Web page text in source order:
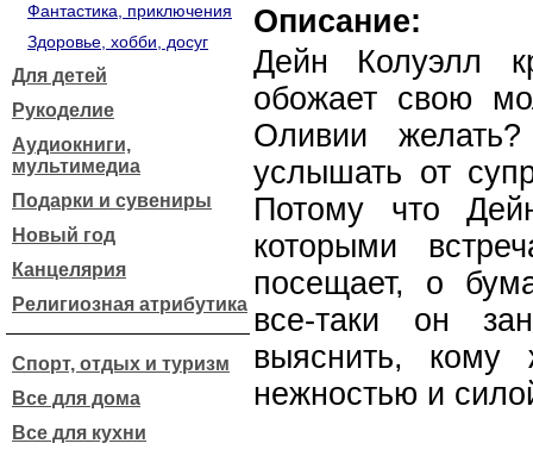
Фантастика, приключения
Здоровье, хобби, досуг
Для детей
Рукоделие
Аудиокниги,
мультимедиа
Подарки и сувениры
Новый год
Канцелярия
Религиозная атрибутика
Спорт, отдых и туризм
Все для дома
Все для кухни
Описание:
Дейн Колуэлл
обожает свою
Оливии
услышать от
Потому что
которыми
посещает, о
все-таки он
выяснить,
нежностью и